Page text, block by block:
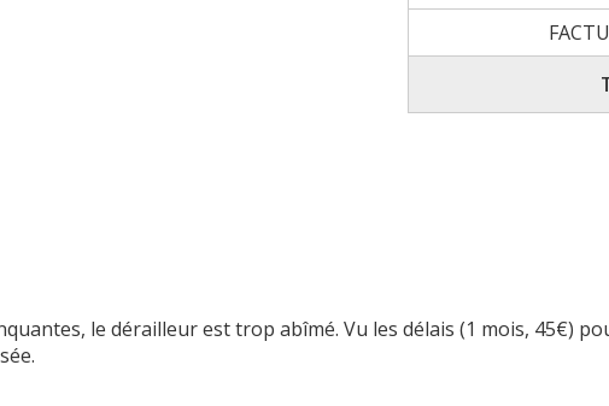
le dérailleur est trop abîmé. Vu les délais (1 mois, 45€)